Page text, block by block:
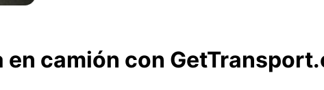
en camión con